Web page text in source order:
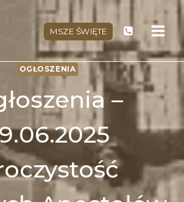
MSZE ŚWIĘTE
OGŁOSZENIA
–